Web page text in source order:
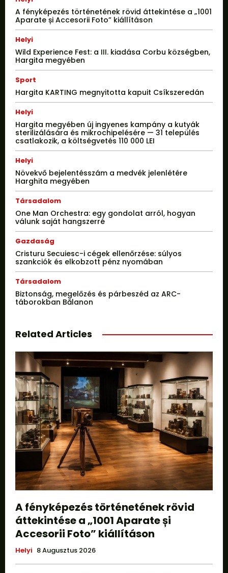
A fényképezés történetének rövid áttekintése a „1001
Aparate și Accesorii Foto” kiállításon
Helyi
Wild Experience Fest: a III. kiadása Corbu községben,
Hargita megyében
Sport
Hargita KARTING megnyitotta kapuit Csíkszeredán
Helyi
Hargita megyében új ingyenes kampány a kutyák
sterilizálására és mikrochipelésére — 31 település
csatlakozik, a költségvetés 110 000 LEI
Helyi
Növekvő bejelentésszám a medvék jelenlétére
Harghita megyében
Társadalom
One Man Orchestra: egy gondolat arról, hogyan
válunk saját hangszerré
Gazdaság
Cristuru Secuiesc-i cégek ellenőrzése: súlyos
szankciók és elkobzott pénz nyomában
Társadalom
Biztonság, megelőzés és párbeszéd az ARC-
táborokban Bălanon
Related Articles
A fényképezés történetének rövid
áttekintése a „1001 Aparate și
Accesorii Foto” kiállításon
Helyi 8 Augusztus 2026